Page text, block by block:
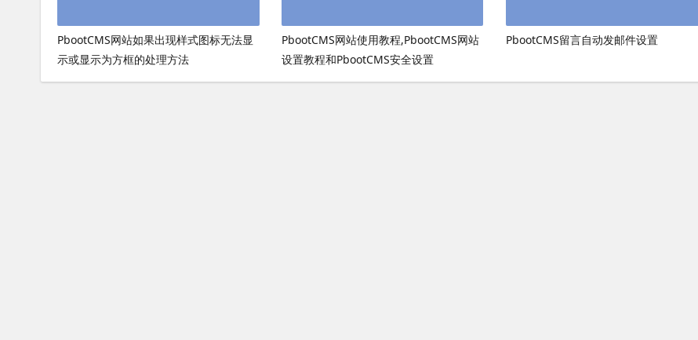
PbootCMS网站如果出现样式图标无法显
示或显示为方框的处理方法
PbootCMS网站使用教程,PbootCMS网站
设置教程和PbootCMS安全设置
PbootCMS留言自动发邮件设置